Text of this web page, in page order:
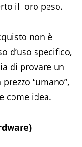
il loro peso.
non è
d’uso specifico,
di provare un
“umano”,
come idea.